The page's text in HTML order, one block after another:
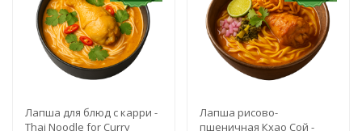
Лапша для блюд с карри -
Thai Noodle for Curry
Лапша рисово-
пшеничная Кхао Сой -